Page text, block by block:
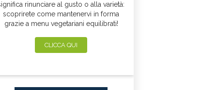
rinunciare al gusto o alla varietà:
scoprirete come mantenervi in forma
grazie a menu vegetariani equilibrati!
CLICCA QUI